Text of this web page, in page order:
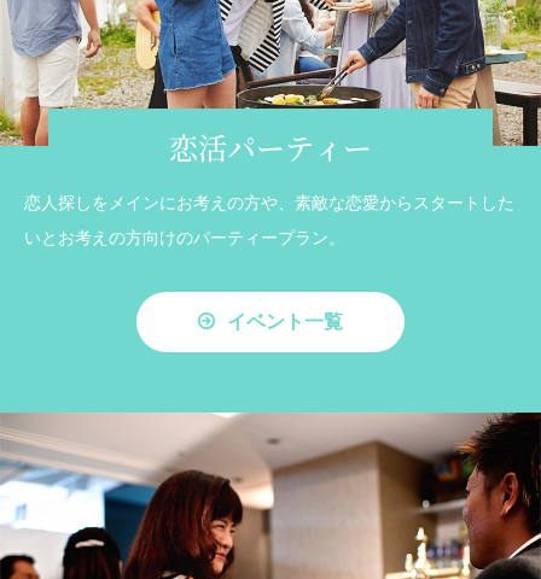
恋活パーティー
恋人探しをメインにお考えの方や、素敵な恋愛からスタートした
いとお考えの方向けのパーティープラン。
イベント一覧